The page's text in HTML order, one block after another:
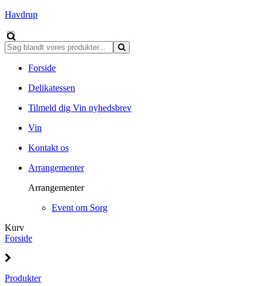
Havdrup
Forside
Delikatessen
Tilmeld dig Vin nyhedsbrev
Vin
Kontakt os
Arrangementer
Arrangementer
Event om Sorg
Kurv
Forside
Produkter